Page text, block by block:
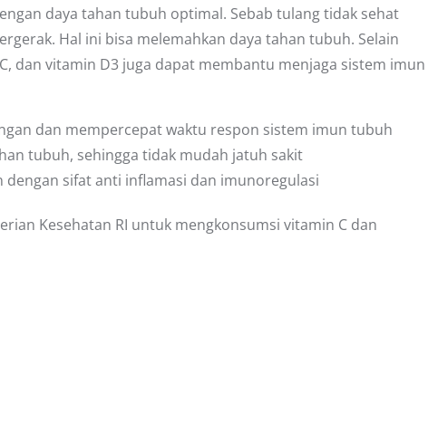
daya tahan tubuh optimal. Sebab tulang tidak sehat
Hal ini bisa melemahkan daya tahan tubuh. Selain
dan vitamin D3 juga dapat membantu menjaga sistem imun
dan mempercepat waktu respon sistem imun tubuh
tubuh, sehingga tidak mudah jatuh sakit
sifat anti inflamasi dan imunoregulasi
Kesehatan RI untuk mengkonsumsi vitamin C dan